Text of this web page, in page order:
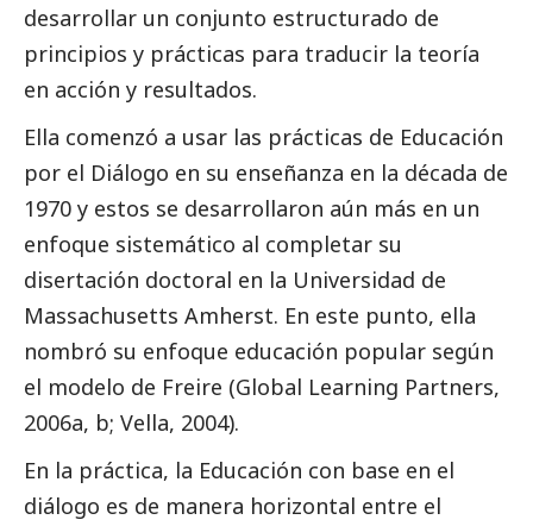
desarrollar un conjunto estructurado de
principios y prácticas para traducir la teoría
en acción y resultados.
Ella comenzó a usar las prácticas de Educación
por el Diálogo en su enseñanza en la década de
1970 y estos se desarrollaron aún más en un
enfoque sistemático al completar su
disertación doctoral en la Universidad de
Massachusetts Amherst. En este punto, ella
nombró su enfoque educación popular según
el modelo de Freire (Global Learning Partners,
2006a, b; Vella, 2004).
En la práctica, la Educación con base en el
diálogo es de manera horizontal entre el